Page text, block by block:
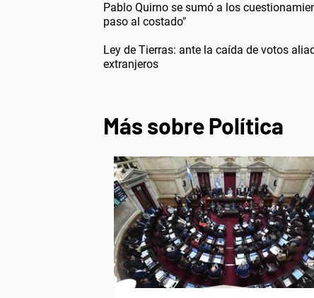
Pablo Quirno se sumó a los
paso al costado"
Ley de Tierras: ante la caída de votos
extranjeros
Más sobre Política